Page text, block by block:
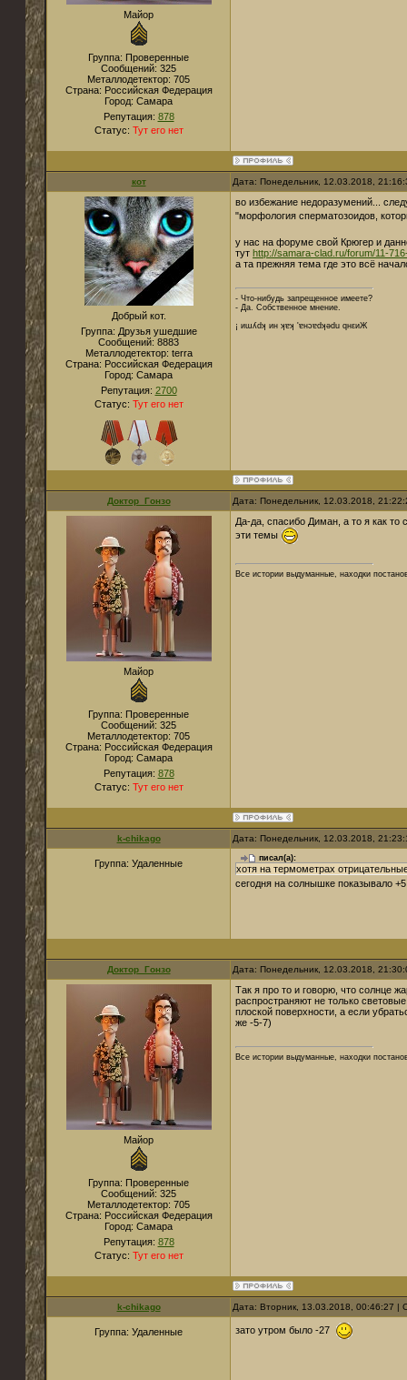
Майор
Группа: Проверенные
Сообщений: 325
Металлодетектор: 705
Страна: Российская Федерация
Город: Самара
Репутация: 878
Статус: Тут его нет
кот Дата: Понедельник, 12.03.2018,
Добрый кот.
Группа: Друзья ушедшие
Сообщений: 8883
Металлодетектор: terra
Страна: Российская Федерация
Город: Cамара
Репутация: 2700
Статус: Тут его нет
во избежание недоразумений...
"морфология сперматозоидов,
у нас на форуме свой Крюгер и
тут http://samara-clad.ru/forum/11-
а та прежняя тема где это всё
- Что-нибудь запрещенное имеете?
- Да. Собственное мнение.
¡ иɯʎdʞ ин ʞɐʞ 'ɐнɔɐdʞǝdu qнεиЖ
Доктор_Гонзо Дата: Понедельник, 12.03.2018,
Майор
Группа: Проверенные
Сообщений: 325
Металлодетектор: 705
Страна: Российская Федерация
Город: Самара
Репутация: 878
Статус: Тут его нет
Да-да, спасибо Диман, а то я как
эти темы
Все истории выдуманные, находки
k-chikago Дата: Понедельник, 12.03.2018,
Группа: Удаленные писал(а):
хотя на термометрах
сегодня на солнышке показывало
Доктор_Гонзо Дата: Понедельник, 12.03.2018,
Майор
Группа: Проверенные
Сообщений: 325
Металлодетектор: 705
Страна: Российская Федерация
Город: Самара
Репутация: 878
Статус: Тут его нет
Так я про то и говорю, что солнце
распространяют не только
плоской поверхности, а если
же -5-7)
Все истории выдуманные, находки
k-chikago Дата: Вторник, 13.03.2018, 00:46:27
Группа: Удаленные зато утром было -27